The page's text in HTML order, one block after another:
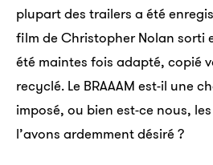
plupart des trailers a été
film de Christopher Nolan sorti
été maintes fois adapté, copié
recyclé. Le BRAAAM est-il une
imposé, ou bien est-ce nous,
l’avons ardemment désiré ?